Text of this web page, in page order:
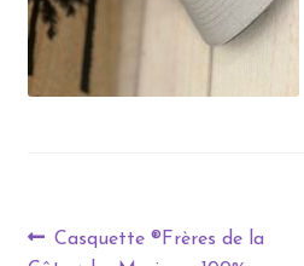
Casquette ®Frères de la